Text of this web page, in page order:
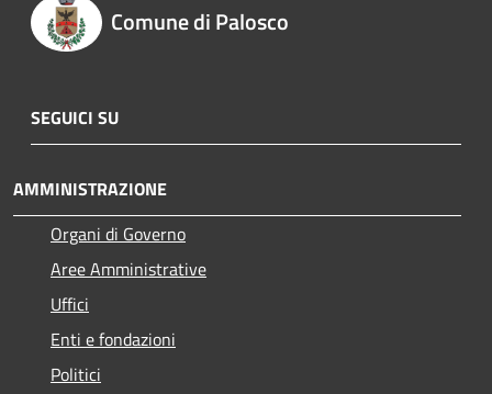
Comune di Palosco
SEGUICI SU
AMMINISTRAZIONE
Organi di Governo
Aree Amministrative
Uffici
Enti e fondazioni
Politici